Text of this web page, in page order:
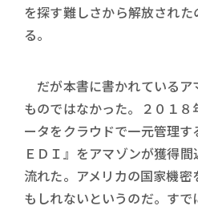
を探す難しさから解放され
る。
だが本書に書かれているア
ものではなかった。２０１
ータをクラウドで一元管理す
ＥＤＩ』をアマゾンが獲得
流れた。アメリカの国家機
もしれないというのだ。す